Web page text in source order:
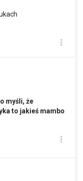
myśli, że
to jakieś mambo